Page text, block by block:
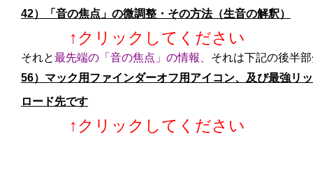
42）「音の焦点」の微調整・その方法（生音の解釈）
↑クリックしてください
それと最先端の「音の焦点」の情報、 それは下記の後半
56）マック用ファインダーオフ用アイコン、及び最強リ
ロード先です
↑クリックしてください